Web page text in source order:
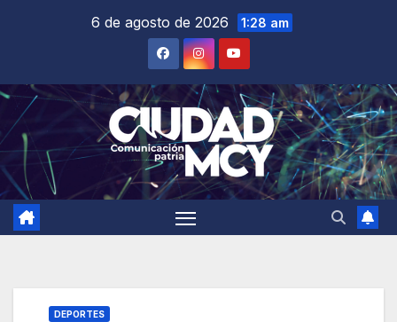
6 de agosto de 2026 1:28 am
DEPORTES